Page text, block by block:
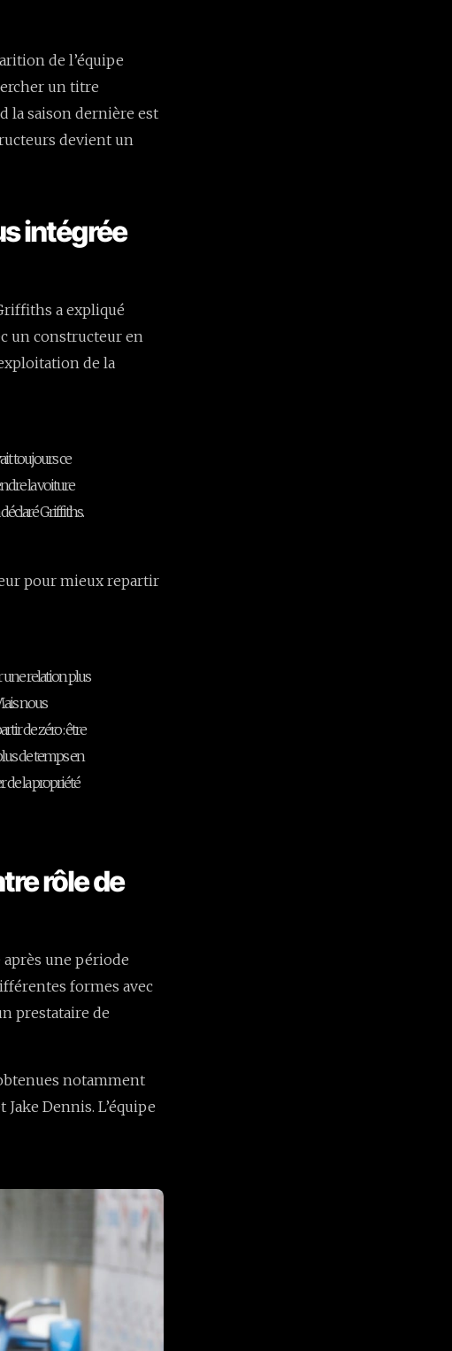
de l’équipe
un titre
la saison dernière est
devient un
intégrée
a expliqué
un constructeur en
de la
toujours ce
la voiture
Griffiths.
pour mieux repartir
une relation plus
nous
de zéro : être
de temps en
de la propriété
rôle de
après une période
formes avec
prestataire de
notamment
Dennis. L’équipe